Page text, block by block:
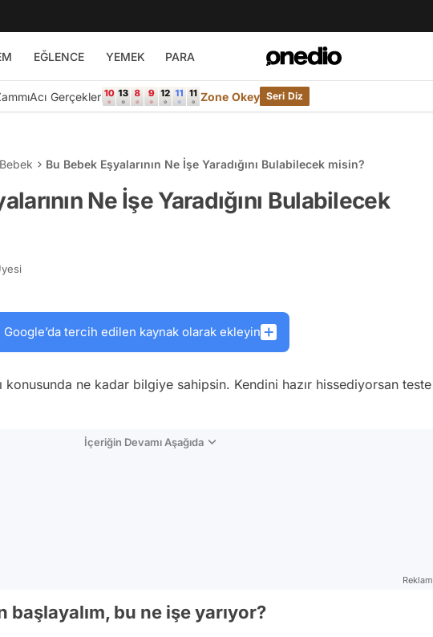
EĞLENCE YEMEK PARA
Acı Gerçekler Zone Okey Seri Diz
Bu Bebek Eşyalarının Ne İşe Yaradığını Bulabilecek misin?
Ne İşe Yaradığını Bulabilecek
Google’da tercih edilen kaynak olarak ekleyin
konusunda ne kadar bilgiye sahipsin. Kendini hazır hissediyorsan teste
İçeriğin Devamı Aşağıda
Reklam
başlayalım, bu ne işe yarıyor?